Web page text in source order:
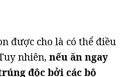
được cho là có thể điều
nhiên, nếu ăn ngay
độc bởi các bộ